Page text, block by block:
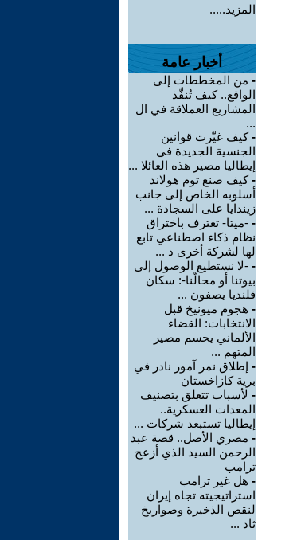
المزيد.....
أخبار عامة
- من المخططات إلى
الواقع.. كيف تُنفَّذ
المشاريع العملاقة في ال
...
-كيف غيّرت قوانين
الجنسية الجديدة في
إيطاليا مصير هذه العائلا ...
-كيف صنع توم هولاند
أسلوبه الخاص إلى جانب
زيندايا على السجادة ...
- -ميتا- تعترف باختراق
نظام ذكاء اصطناعي تابع
لها لشركة أخرى د ...
- -لا نستطيع الوصول إلى
بيوتنا أو محالّنا-: سكان
قلنديا يصفون ...
- هجوم ميونيخ قبل
الانتخابات: القضاء
الألماني يحسم مصير
المتهم ...
- إطلاق نمر آمور نادر في
برية كازاخستان
- لأسباب تتعلق بتصنيف
المعدات العسكرية..
إيطاليا تستبعد شركات ...
- مصري الأصل.. قصة عبد
الرحمن السيد الذي أزعج
ترامب
- هل غير ترامب
استراتيجيته تجاه إيران
لنقص الذخيرة وصواريخ
ثاد ...